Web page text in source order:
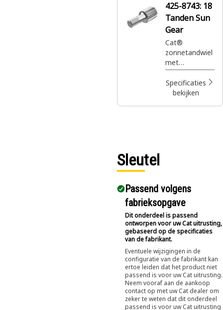
425-8743: 18
Tanden Sun
Gear
Cat®
zonnetandwiel
met
planeetwielre
m voor het
leveren van
Specificaties
bekijken
Sleutel
Passend volgens
fabrieksopgave
Dit onderdeel is passend
ontworpen voor uw Cat uitrusting,
gebaseerd op de specificaties
van de fabrikant.
Eventuele wijzigingen in de
configuratie van de fabrikant kan
ertoe leiden dat het product niet
passend is voor uw Cat uitrusting.
Neem vooraf aan de aankoop
contact op met uw Cat dealer om
zeker te weten dat dit onderdeel
passend is voor uw Cat uitrusting